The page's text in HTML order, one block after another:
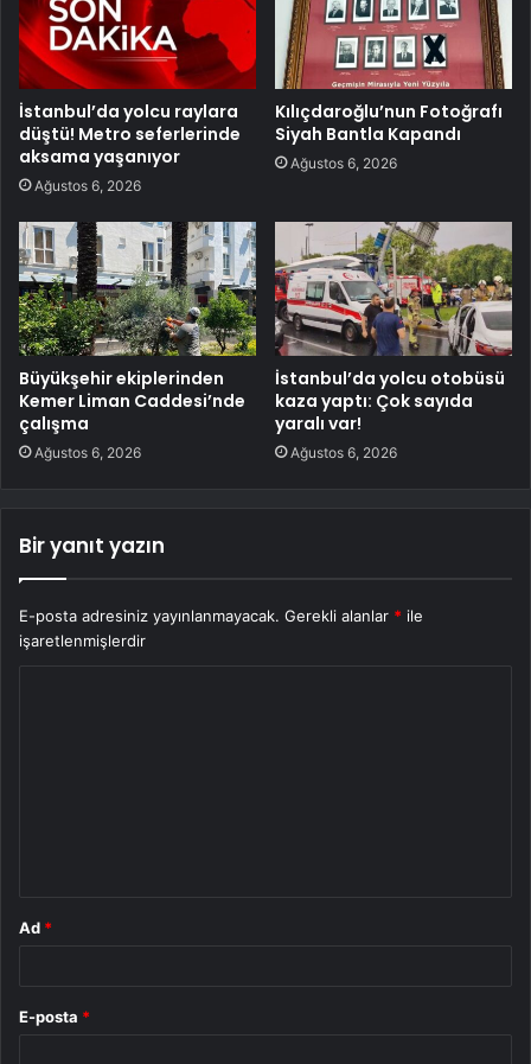
İstanbul’da yolcu raylara
düştü! Metro seferlerinde
aksama yaşanıyor
Ağustos 6, 2026
Kılıçdaroğlu’nun Fotoğrafı
Siyah Bantla Kapandı
Ağustos 6, 2026
Büyükşehir ekiplerinden
Kemer Liman Caddesi’nde
çalışma
Ağustos 6, 2026
İstanbul’da yolcu otobüsü
kaza yaptı: Çok sayıda
yaralı var!
Ağustos 6, 2026
Bir yanıt yazın
E-posta adresiniz yayınlanmayacak. Gerekli alanlar * ile
işaretlenmişlerdir
Ad *
E-posta *